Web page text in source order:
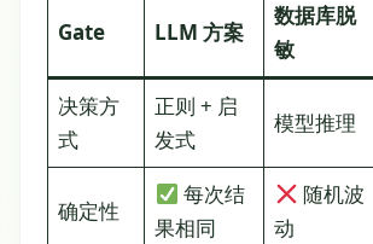
Gate LLM 方案
数据库脱
敏
决策方
式
正则 + 启
发式
模型推理
确定性
每次结
果相同
随机波
动